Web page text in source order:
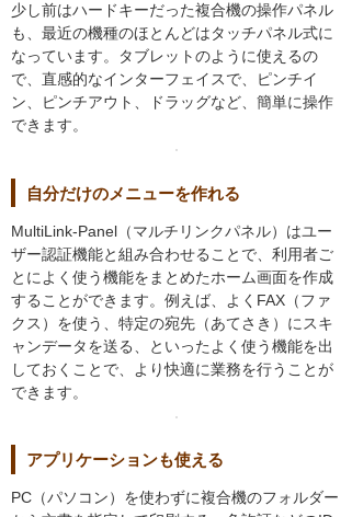
少し前はハードキーだった複合機の操作パネル
も、最近の機種のほとんどはタッチパネル式に
なっています。タブレットのように使えるの
で、直感的なインターフェイスで、ピンチイ
ン、ピンチアウト、ドラッグなど、簡単に操作
できます。
自分だけのメニューを作れる
MultiLink-Panel（マルチリンクパネル）はユー
ザー認証機能と組み合わせることで、利用者ご
とによく使う機能をまとめたホーム画面を作成
することができます。例えば、よくFAX（ファ
クス）を使う、特定の宛先（あてさき）にスキ
ャンデータを送る、といったよく使う機能を出
しておくことで、より快適に業務を行うことが
できます。
アプリケーションも使える
PC（パソコン）を使わずに複合機のフォルダー